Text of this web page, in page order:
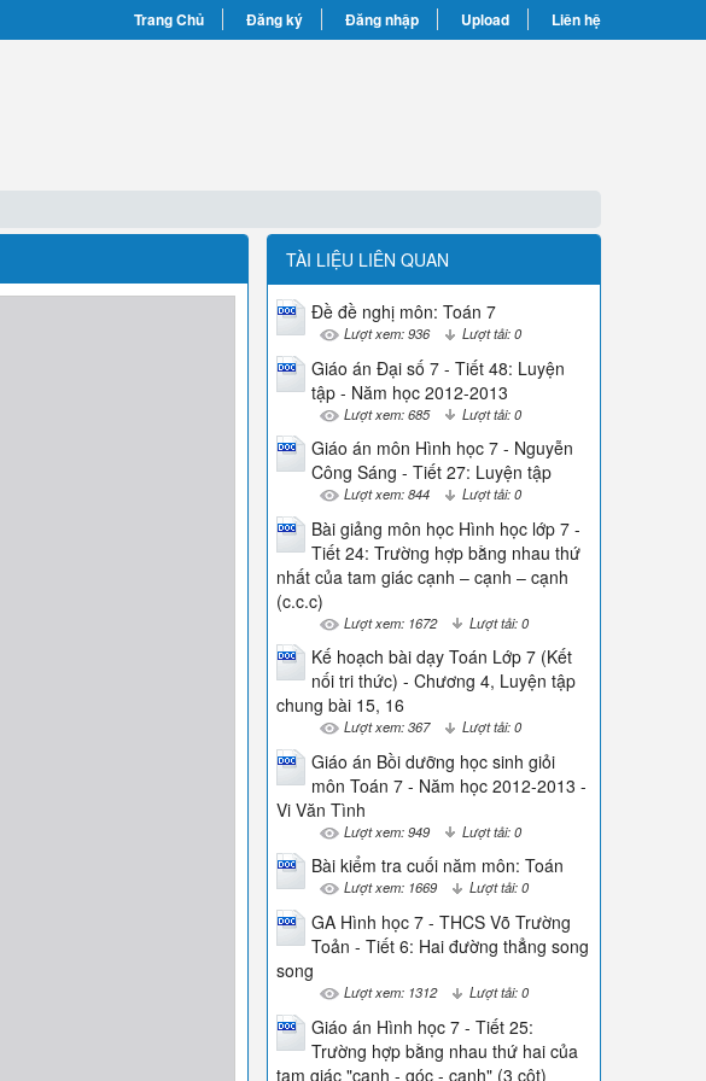
Trang Chủ Đăng ký Đăng nhập Upload Liên hệ
TÀI LIỆU LIÊN QUAN
Đề đề nghị môn: Toán 7
Lượt xem: 936 Lượt tải: 0
Giáo án Đại số 7 - Tiết 48: Luyện
tập - Năm học 2012-2013
Lượt xem: 685 Lượt tải: 0
Giáo án môn Hình học 7 - Nguyễn
Công Sáng - Tiết 27: Luyện tập
Lượt xem: 844 Lượt tải: 0
Bài giảng môn học Hình học lớp 7 -
Tiết 24: Trường hợp bằng nhau thứ
nhất của tam giác cạnh – cạnh – cạnh
(c.c.c)
Lượt xem: 1672 Lượt tải: 0
Kế hoạch bài dạy Toán Lớp 7 (Kết
nối tri thức) - Chương 4, Luyện tập
chung bài 15, 16
Lượt xem: 367 Lượt tải: 0
Giáo án Bồi dưỡng học sinh giỏi
môn Toán 7 - Năm học 2012-2013 -
Vi Văn Tình
Lượt xem: 949 Lượt tải: 0
Bài kiểm tra cuối năm môn: Toán
Lượt xem: 1669 Lượt tải: 0
GA Hình học 7 - THCS Võ Trường
Toản - Tiết 6: Hai đường thẳng song
song
Lượt xem: 1312 Lượt tải: 0
Giáo án Hình học 7 - Tiết 25:
Trường hợp bằng nhau thứ hai của
tam giác "cạnh - góc - cạnh" (3 cột)